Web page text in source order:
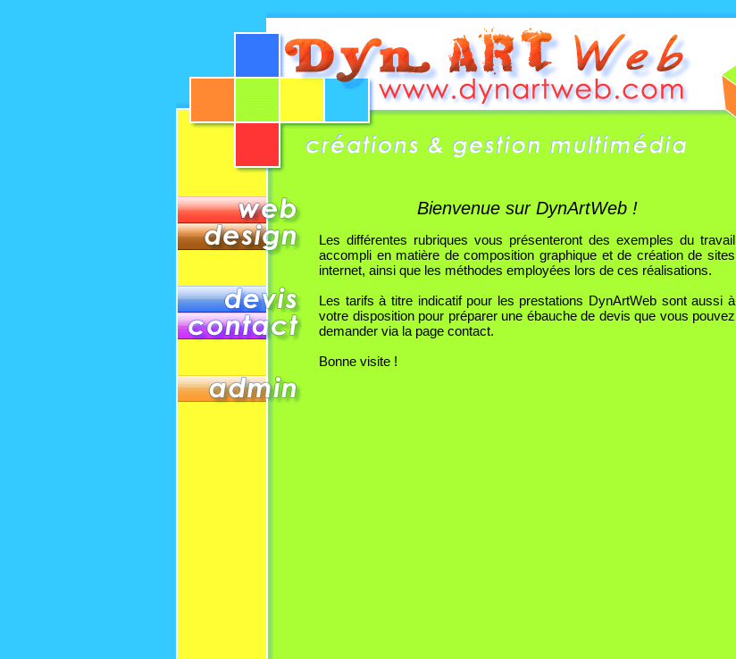
Bienvenue sur DynArtWeb !
Les différentes rubriques vous présenteront des exemples du travail
accompli en matière de composition graphique et de création de sites
internet, ainsi que les méthodes employées lors de ces réalisations.
Les tarifs à titre indicatif pour les prestations DynArtWeb sont aussi à
votre disposition pour préparer une ébauche de devis que vous pouvez
demander via la page contact.
Bonne visite !